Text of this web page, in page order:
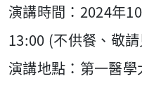
演講時間：2024年
13:00 (不供餐、敬
演講地點：第一醫